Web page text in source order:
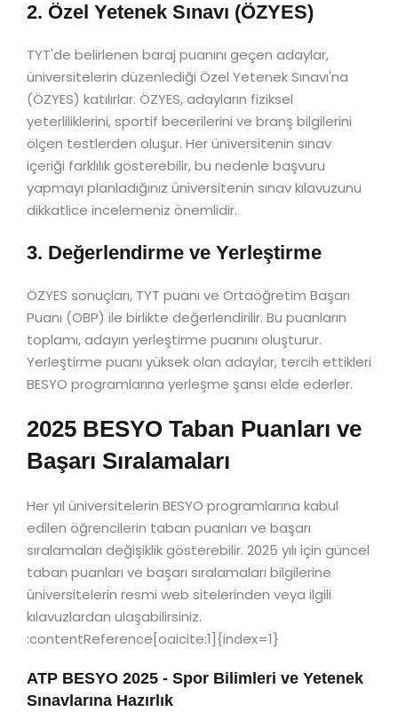
2. Özel Yetenek Sınavı (ÖZYES)
TYT'de belirlenen baraj puanını geçen adaylar,
üniversitelerin düzenlediği Özel Yetenek Sınavı'na
(ÖZYES) katılırlar. ÖZYES, adayların fiziksel
yeterliliklerini, sportif becerilerini ve branş bilgilerini
ölçen testlerden oluşur. Her üniversitenin sınav
içeriği farklılık gösterebilir, bu nedenle başvuru
yapmayı planladığınız üniversitenin sınav kılavuzunu
dikkatlice incelemeniz önemlidir.
3. Değerlendirme ve Yerleştirme
ÖZYES sonuçları, TYT puanı ve Ortaöğretim Başarı
Puanı (OBP) ile birlikte değerlendirilir. Bu puanların
toplamı, adayın yerleştirme puanını oluşturur.
Yerleştirme puanı yüksek olan adaylar, tercih ettikleri
BESYO programlarına yerleşme şansı elde ederler.
2025 BESYO Taban Puanları ve
Başarı Sıralamaları
Her yıl üniversitelerin BESYO programlarına kabul
edilen öğrencilerin taban puanları ve başarı
sıralamaları değişiklik gösterebilir. 2025 yılı için güncel
taban puanları ve başarı sıralamaları bilgilerine
üniversitelerin resmi web sitelerinden veya ilgili
kılavuzlardan ulaşabilirsiniz.
:contentReference[oaicite:1]{index=1}
ATP BESYO 2025 - Spor Bilimleri ve Yetenek
Sınavlarına Hazırlık